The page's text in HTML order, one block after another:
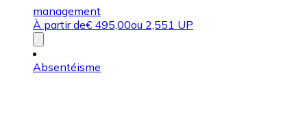
management
À partir de€ 495,00ou 2,551 UP
Absentéisme